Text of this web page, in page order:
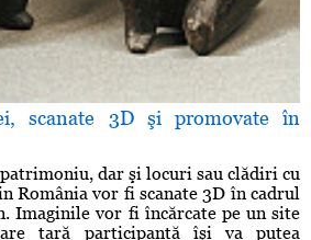
scanate 3D şi promovate în
dar şi locuri sau clădiri cu
România vor fi scanate 3D în cadrul
Imaginile vor fi încărcate pe un site
ţară participantă îşi va putea